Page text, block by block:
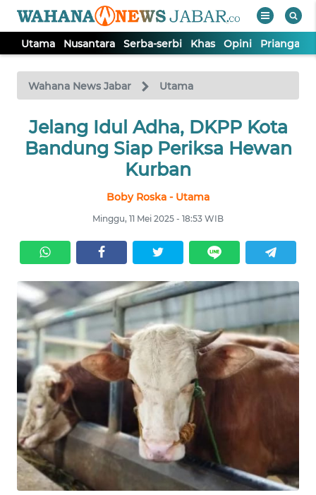
Utama Nusantara Serba-serbi Khas Opini Priangan
Wahana News Jabar Utama
Jelang Idul Adha, DKPP Kota
Bandung Siap Periksa Hewan
Kurban
Boby Roska - Utama
Minggu, 11 Mei 2025 - 18:53 WIB
TV
Tutup
UTAMA
KHAS
OPINI
PRIANGAN
TIMUR
SUKABUMI
PURWAKARTA
Informasi